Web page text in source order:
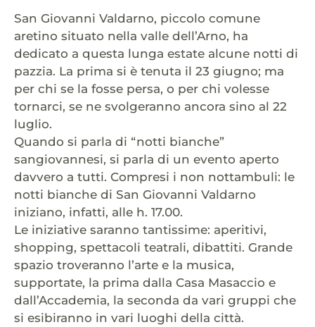
San Giovanni Valdarno, piccolo comune
aretino situato nella valle dell’Arno, ha
dedicato a questa lunga estate alcune notti di
pazzia. La prima si è tenuta il 23 giugno; ma
per chi se la fosse persa, o per chi volesse
tornarci, se ne svolgeranno ancora sino al 22
luglio.
Quando si parla di “notti bianche”
sangiovannesi, si parla di un evento aperto
davvero a tutti. Compresi i non nottambuli: le
notti bianche di San Giovanni Valdarno
iniziano, infatti, alle h. 17.00.
Le iniziative saranno tantissime: aperitivi,
shopping, spettacoli teatrali, dibattiti. Grande
spazio troveranno l’arte e la musica,
supportate, la prima dalla Casa Masaccio e
dall’Accademia, la seconda da vari gruppi che
si esibiranno in vari luoghi della città.